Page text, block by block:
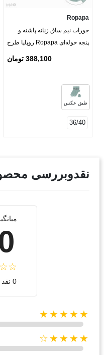
Ropapa
جوراب نیم ساق زنانه پاشنه و
پنجه حوله‌ای Ropapa روپاپا طرح
388,100 تومان
طبق عکس
36/40
نقدوبررسی
0 نقد و بررسی
★★★★★
★★★★☆